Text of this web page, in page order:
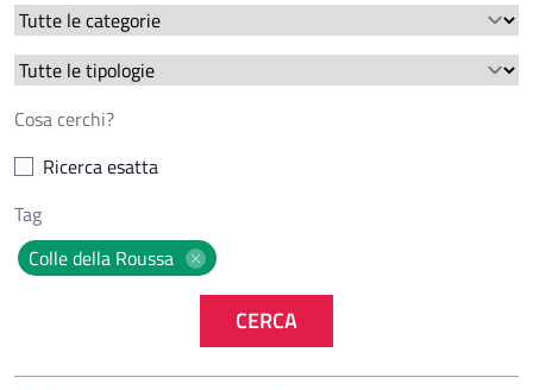
Ricerca esatta
Colle della Roussa
CERCA